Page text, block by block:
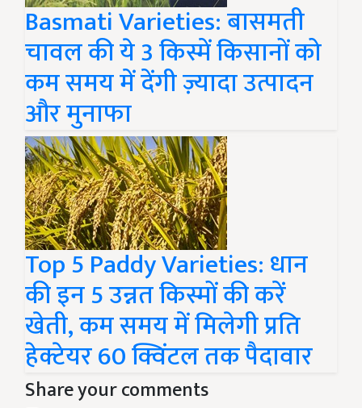
Basmati Varieties: बासमती
चावल की ये 3 किस्में किसानों को
कम समय में देंगी ज़्यादा उत्पादन
और मुनाफा
Top 5 Paddy Varieties: धान
की इन 5 उन्नत किस्मों की करें
खेती, कम समय में मिलेगी प्रति
हेक्टेयर 60 क्विंटल तक पैदावार
Share your comments